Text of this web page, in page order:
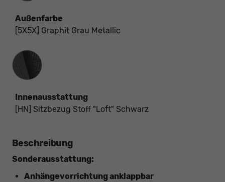
Außenfarbe
[5X5X] Graphit Grau Metallic
Innenausstattung
Innenausstattung
[HN] Sitzbezug Stoff "Loft" Schwarz
Beschreibung
Sonderausstattung:
Anhängevorrichtung anklappbar